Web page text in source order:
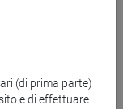
iniziale
(di prima parte)
e di effettuare